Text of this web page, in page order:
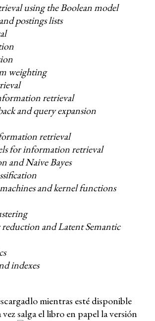
using the Boolean model
postings lists
weighting
retrieval
and query expansion
retrieval
for information retrieval
and Naive Bayes
and kernel functions
and Latent Semantic
indexes
mientras esté disponible
salga el libro en papel la versión